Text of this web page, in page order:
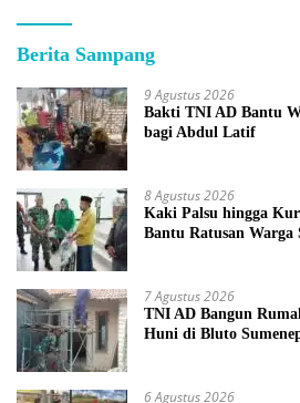
Berita Sampang
9 Agustus 2026
Bakti TNI AD Bantu
bagi Abdul Latif
8 Agustus 2026
Kaki Palsu hingga
Bantu Ratusan Warga
7 Agustus 2026
TNI AD Bangun
Huni di Bluto
6 Agustus 2026